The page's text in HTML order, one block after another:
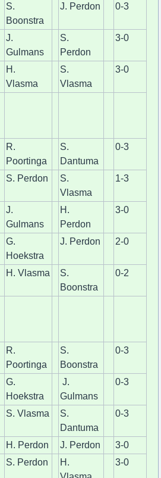
S.
Boonstra
J. Perdon 0-3
J.
Gulmans
S.
Perdon
3-0
H.
Vlasma
S.
Vlasma
3-0
R.
Poortinga
S.
Dantuma
0-3
S. Perdon
S.
Vlasma
1-3
J.
Gulmans
H.
Perdon
3-0
G.
Hoekstra
J. Perdon 2-0
H. Vlasma
S.
Boonstra
0-2
R.
Poortinga
S.
Boonstra
0-3
G.
Hoekstra
J.
Gulmans
0-3
S. Vlasma
S.
Dantuma
0-3
H. Perdon J. Perdon
3-0
S. Perdon
H.
3-0